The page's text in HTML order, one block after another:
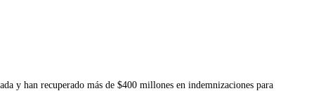
y han recuperado más de $400 millones en indemnizaciones para